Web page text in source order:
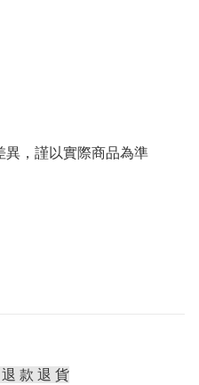
，謹以實際商品為準
款 退 貨